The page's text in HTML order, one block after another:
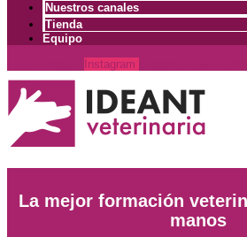
Nuestros canales
Tienda
Equipo
Instagram
La mejor formación
manos